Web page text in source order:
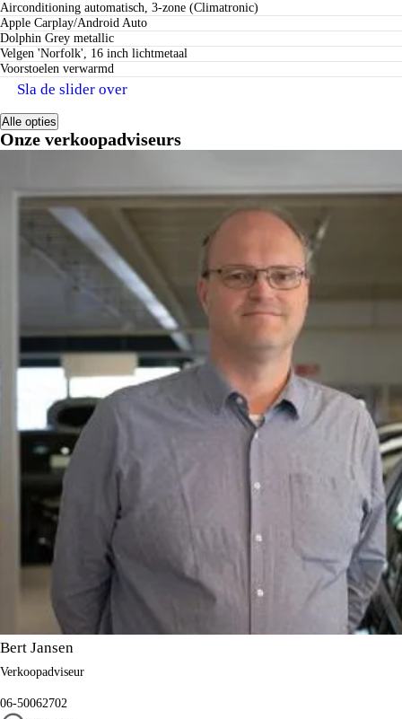
Airconditioning automatisch, 3-zone (Climatronic)
Apple Carplay/Android Auto
Dolphin Grey metallic
Velgen 'Norfolk', 16 inch lichtmetaal
voorstoelen verwarmd
Alle opties
Onze verkoopadviseurs
Sla de slider over
Bert Jansen
Verkoopadviseur
06-50062702